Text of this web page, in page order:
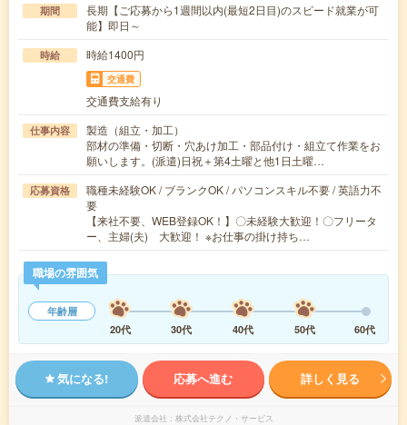
期間
長期【ご応募から1週間以内(最短2日目)のスピード就業が可
能】即日～
時給 時給1400円
交通費
交通費支給有り
仕事内容
製造（組立・加工）
部材の準備・切断・穴あけ加工・部品付け・組立て作業をお
願いします。(派遣)日祝＋第4土曜と他1日土曜…
応募資格
職種未経験OK / ブランクOK / パソコンスキル不要 / 英語力不
要
【来社不要、WEB登録OK！】〇未経験大歓迎！〇フリータ
ー、主婦(夫) 大歓迎！ ※お仕事の掛け持ち…
職場の雰囲気
年齢層
20代
30代 40代 50代 60代
気になる! 応募へ進む 詳しく見る
派遣会社 株式会社テクノ・サービス